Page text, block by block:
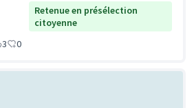
Retenue en présélection
citoyenne
3 0